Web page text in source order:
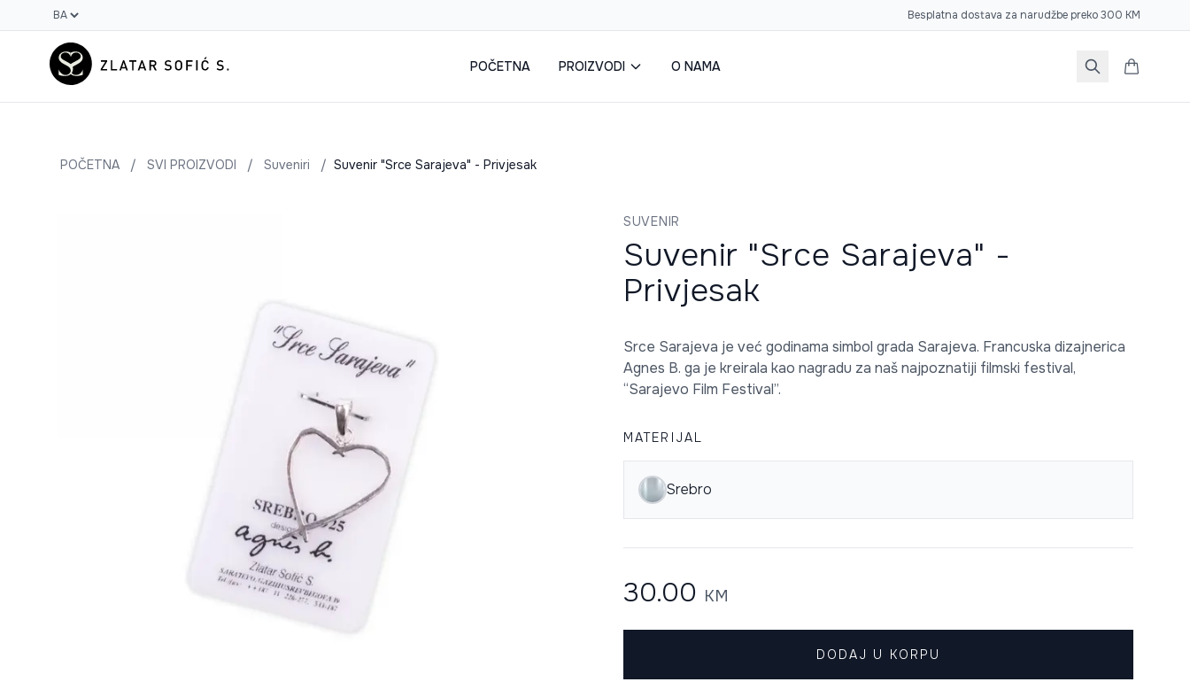
Besplatna dostava za narudžbe preko 300 KM
POČETNA PROIZVODI O NAMA
POČETNA / SVI PROIZVODI / Suveniri / Suvenir "Srce Sarajeva" - Privjesak
SUVENIR
Suvenir "Srce Sarajeva" -
Privjesak
Srce Sarajeva je već godinama simbol grada Sarajeva. Francuska dizajnerica
Agnes B. ga je kreirala kao nagradu za naš najpoznatiji filmski festival,
“Sarajevo Film Festival”.
MATERIJAL
Srebro
30.00 KM
DODAJ U KORPU